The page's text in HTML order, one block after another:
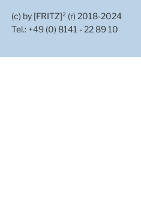
(c) by [FRITZ]² (r) 2018-2024
Tel.: +49 (0) 8141 - 22 89 10